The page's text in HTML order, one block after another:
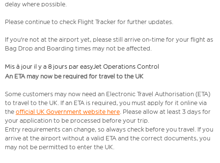
delay where possible.
Please continue to check Flight Tracker for further updates.
If you're not at the airport yet, please still arrive on-time for your flight as
Bag Drop and Boarding times may not be affected.
Mis à jour il y a 8 jours par easyJet Operations Control
An ETA may now be required for travel to the UK
Some customers may now need an Electronic Travel Authorisation (ETA)
to travel to the UK. If an ETA is required, you must apply for it online via
the official UK Government website here. Please allow at least 3 days for
your application to be processed before your trip.
Entry requirements can change, so always check before you travel. If you
arrive at the airport without a valid ETA and the correct documents, you
may not be permitted to enter the UK.